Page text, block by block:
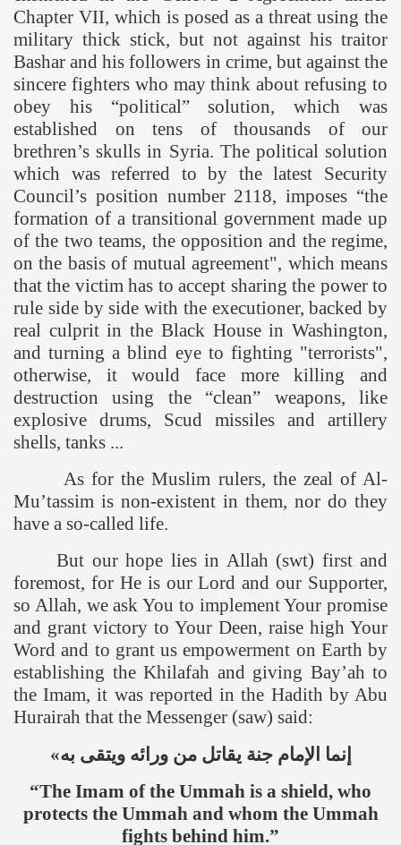
Chapter VII, which is posed as a threat using the
military thick stick, but not against his traitor
Bashar and his followers in crime, but against the
sincere fighters who may think about refusing to
obey his “political” solution, which was
established on tens of thousands of our
brethren’s skulls in Syria. The political solution
which was referred to by the latest Security
Council’s position number 2118, imposes “the
formation of a transitional government made up
of the two teams, the opposition and the regime,
on the basis of mutual agreement", which means
that the victim has to accept sharing the power to
rule side by side with the executioner, backed by
real culprit in the Black House in Washington,
and turning a blind eye to fighting "terrorists",
otherwise, it would face more killing and
destruction using the “clean” weapons, like
explosive drums, Scud missiles and artillery
shells, tanks ...
As for the Muslim rulers, the zeal of Al-
Mu’tassim is non-existent in them, nor do they
have a so-called life.
But our hope lies in Allah (swt) first and
foremost, for He is our Lord and our Supporter,
so Allah, we ask You to implement Your promise
and grant victory to Your Deen, raise high Your
Word and to grant us empowerment on Earth by
establishing the Khilafah and giving Bay’ah to
the Imam, it was reported in the Hadith by Abu
Hurairah that the Messenger (saw) said:
إنما الإمام جنة يقاتل من ورائه ويتقى به«
“The Imam of the Ummah is a shield, who
protects the Ummah and whom the Ummah
fights behind him.”
of the Khilafah
ut-Tahrir